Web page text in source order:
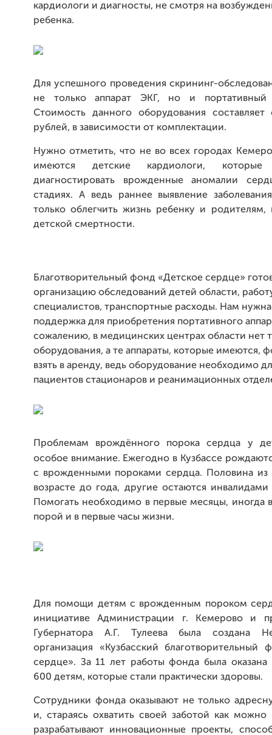
кардиологи и диагносты, не смотря на
ребенка.
Для успешного проведения скрининг-
не только аппарат ЭКГ, но и портативный
Стоимость данного оборудования
рублей, в зависимости от комплектации.
Нужно отметить, что не во всех городах
имеются детские кардиологи,
диагностировать врожденные аномалии
стадиях. А ведь раннее выявление
только облегчить жизнь ребенку и родителям,
детской смертности.
Благотворительный фонд «Детское сердце»
организацию обследований детей области,
специалистов, транспортные расходы. Нам
поддержка для приобретения портативного
сожалению, в медицинских центрах области нет
оборудования, а те аппараты, которые имеются,
взять в аренду, ведь оборудование необходимо
пациентов стационаров и реанимационных
Проблемам врождённого порока сердца у
особое внимание. Ежегодно в Кузбассе
с врожденными пороками сердца. Половина из
возрасте до года, другие остаются
Помогать необходимо в первые месяцы, иногда
порой и в первые часы жизни.
Для помощи детям с врожденным пороком
инициативе Администрации г. Кемерово и
Губернатора А.Г. Тулеева была создана
организация «Кузбасский благотворительный
сердце». За 11 лет работы фонда была
600 детям, которые стали практически здоровы.
Сотрудники фонда оказывают не только
и, стараясь охватить своей заботой как
разрабатывают инновационные проекты,